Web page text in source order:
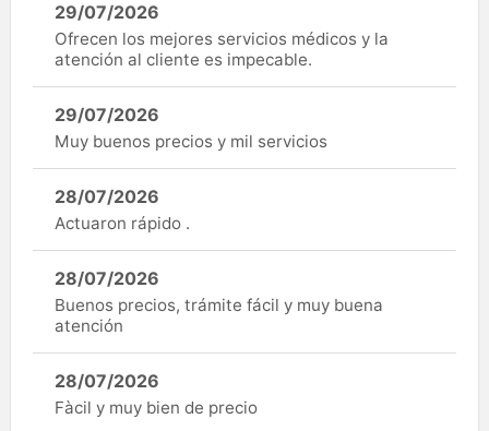
29/07/2026
Ofrecen los mejores servicios médicos y la
atención al cliente es impecable.
29/07/2026
Muy buenos precios y mil servicios
28/07/2026
Actuaron rápido .
28/07/2026
Buenos precios, trámite fácil y muy buena
atención
28/07/2026
Fàcil y muy bien de precio